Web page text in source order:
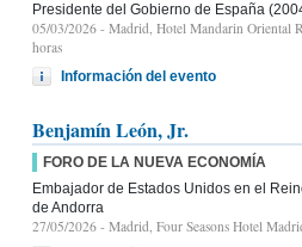
Presidente del Gobierno de España
05/03/2026 - Madrid, Hotel Mandarin Oriental
horas
Información del evento
Benjamín León, Jr.
FORO DE LA NUEVA ECONOMÍA
Embajador de Estados Unidos en el
de Andorra
27/05/2026 - Madrid, Four Seasons Hotel